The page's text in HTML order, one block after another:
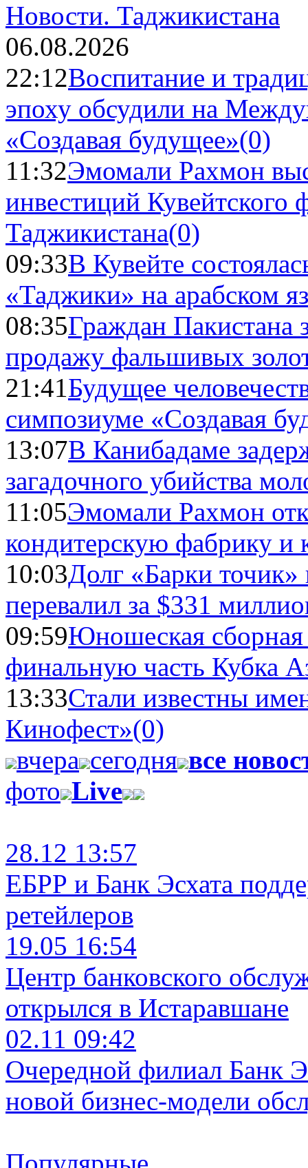
Новости. Таджикистана
06.08.2026
22:12Воспитание и
эпоху обсудили на
«Создавая будущее»(0)
11:32Эмомали Рахмон
инвестиций Кувейтского
Таджикистана(0)
09:33В Кувейте
«Таджики» на арабском
08:35Граждан Пакистана
продажу фальшивых
21:41Будущее
симпозиуме «Создавая
13:07В Канибадаме
загадочного убийства
11:05Эмомали Рахмон
кондитерскую фабрику и
10:03Долг «Барки
перевалил за $331
09:59Юношеская
финальную часть Кубка
13:33Стали известны
Кинофест»(0)
вчера сегодня все
фото Live
28.12 13:57
ЕБРР и Банк Эсхата
ретейлеров
19.05 16:54
Центр банковского
открылся в Истаравшане
02.11 09:42
Очередной филиал Банк
новой бизнес-модели